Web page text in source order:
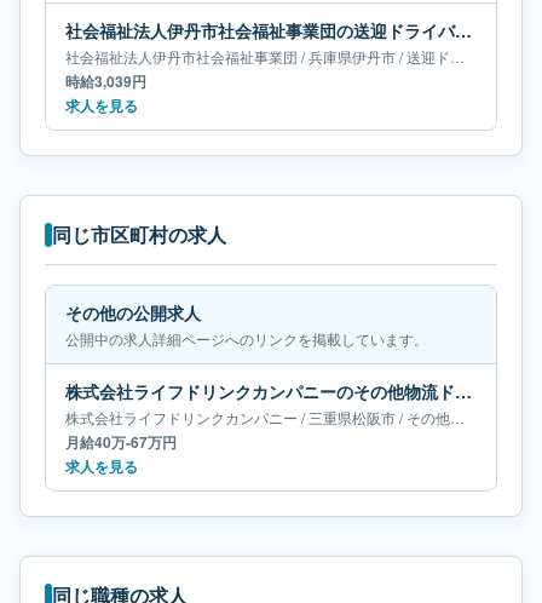
社会福祉法人伊丹市社会福祉事業団の送迎ドライバー求人｜兵庫県伊丹市
社会福祉法人伊丹市社会福祉事業団 /兵庫県伊丹市/送迎ドライバー
時給3,039円
求人を見る
同じ市区町村の求人
その他の公開求人
公開中の求人詳細ページへのリンクを掲載しています。
株式会社ライフドリンクカンパニーのその他物流ドライバー求人｜三重県松阪市｜月給40万-67万円
株式会社ライフドリンクカンパニー /三重県松阪市/その他物流ドライバー
月給40万-67万円
求人を見る
同じ職種の求人